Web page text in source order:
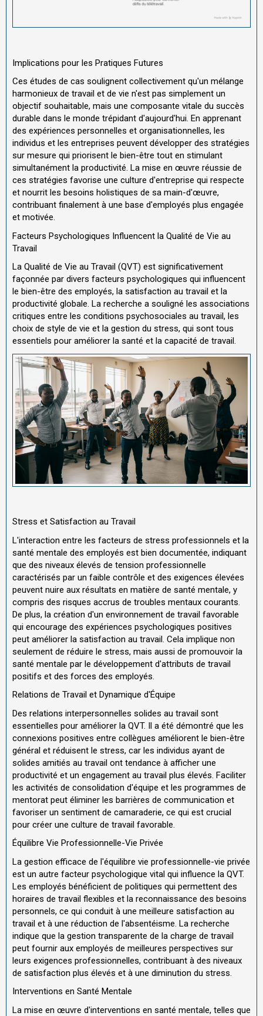
Implications pour les Pratiques Futures
Ces études de cas soulignent collectivement qu'un mélange
harmonieux de travail et de vie n'est pas simplement un
objectif souhaitable, mais une composante vitale du succès
durable dans le monde trépidant d'aujourd'hui. En apprenant
des expériences personnelles et organisationnelles, les
individus et les entreprises peuvent développer des stratégies
sur mesure qui priorisent le bien-être tout en stimulant
simultanément la productivité. La mise en œuvre réussie de
ces stratégies favorise une culture d'entreprise qui respecte
et nourrit les besoins holistiques de sa main-d'œuvre,
contribuant finalement à une base d'employés plus engagée
et motivée.
Facteurs Psychologiques Influencent la Qualité de Vie au
Travail
La Qualité de Vie au Travail (QVT) est significativement
façonnée par divers facteurs psychologiques qui influencent
le bien-être des employés, la satisfaction au travail et la
productivité globale. La recherche a souligné les associations
critiques entre les conditions psychosociales au travail, les
choix de style de vie et la gestion du stress, qui sont tous
essentiels pour améliorer la santé et la capacité de travail.
Stress et Satisfaction au Travail
L'interaction entre les facteurs de stress professionnels et la
santé mentale des employés est bien documentée, indiquant
que des niveaux élevés de tension professionnelle
caractérisés par un faible contrôle et des exigences élevées
peuvent nuire aux résultats en matière de santé mentale, y
compris des risques accrus de troubles mentaux courants.
De plus, la création d'un environnement de travail favorable
qui encourage des expériences psychologiques positives
peut améliorer la satisfaction au travail. Cela implique non
seulement de réduire le stress, mais aussi de promouvoir la
santé mentale par le développement d'attributs de travail
positifs et des forces des employés.
Relations de Travail et Dynamique d'Équipe
Des relations interpersonnelles solides au travail sont
essentielles pour améliorer la QVT. Il a été démontré que les
connexions positives entre collègues améliorent le bien-être
général et réduisent le stress, car les individus ayant de
solides amitiés au travail ont tendance à afficher une
productivité et un engagement au travail plus élevés. Faciliter
les activités de consolidation d'équipe et les programmes de
mentorat peut éliminer les barrières de communication et
favoriser un sentiment de camaraderie, ce qui est crucial
pour créer une culture de travail favorable.
Équilibre Vie Professionnelle-Vie Privée
La gestion efficace de l'équilibre vie professionnelle-vie privée
est un autre facteur psychologique vital qui influence la QVT.
Les employés bénéficient de politiques qui permettent des
horaires de travail flexibles et la reconnaissance des besoins
personnels, ce qui conduit à une meilleure satisfaction au
travail et à une réduction de l'absentéisme. La recherche
indique que la gestion transparente de la charge de travail
peut fournir aux employés de meilleures perspectives sur
leurs exigences professionnelles, contribuant à des niveaux
de satisfaction plus élevés et à une diminution du stress.
Interventions en Santé Mentale
La mise en œuvre d'interventions en santé mentale, telles que